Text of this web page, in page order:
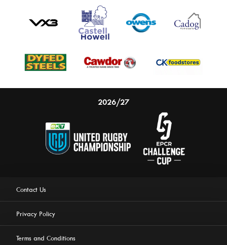
2026/27
Contact Us
Privacy Policy
Terms and Conditions